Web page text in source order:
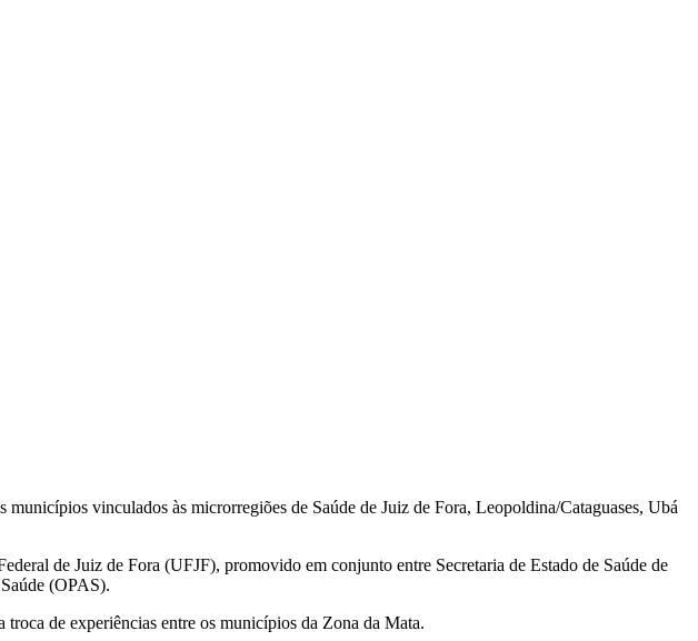
vinculados às microrregiões de Saúde de Juiz de Fora, Leopoldina/Cataguases, Ubá
de Juiz de Fora (UFJF), promovido em conjunto entre Secretaria de Estado de Saúde de
(OPAS).
de experiências entre os municípios da Zona da Mata.